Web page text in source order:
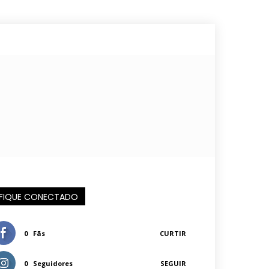
CONECTADO
0 Fãs CURTIR
0 Seguidores SEGUIR